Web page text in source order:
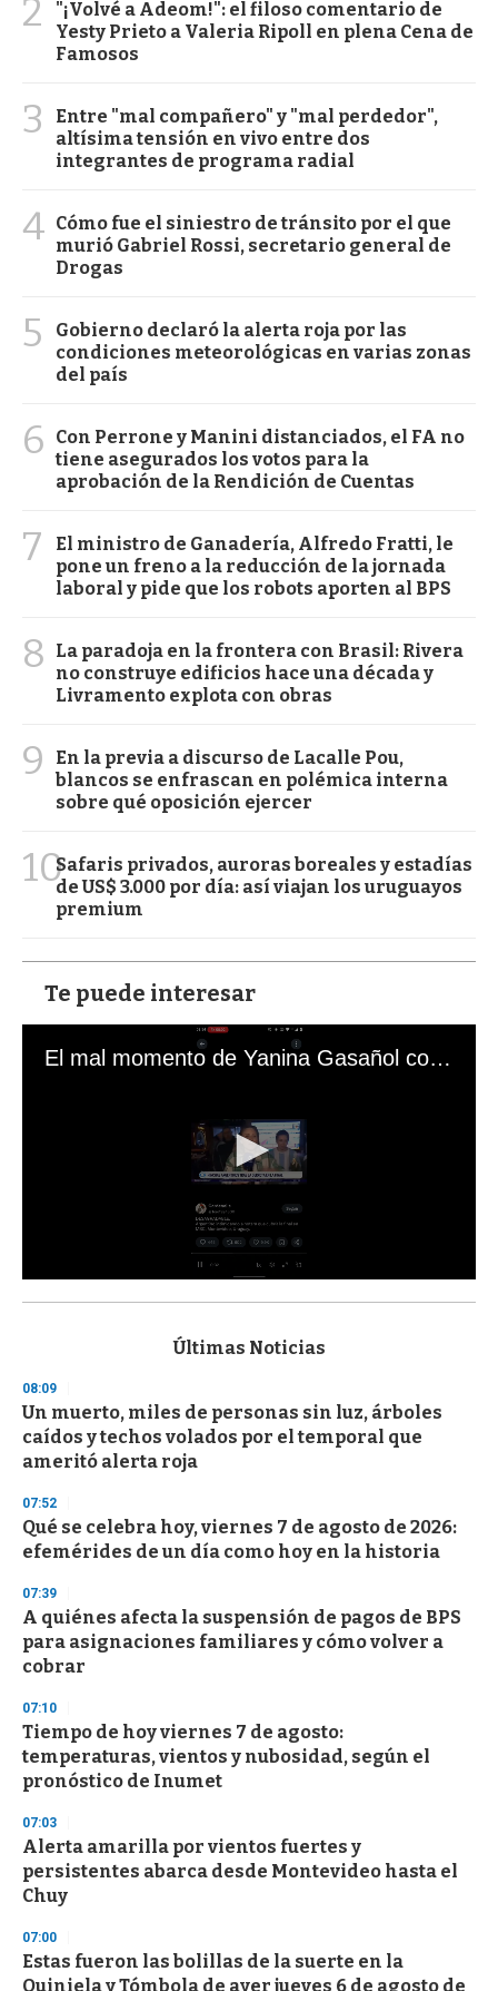
2
"¡Volvé a Adeom!": el filoso comentario de
Yesty Prieto a Valeria Ripoll en plena Cena de
Famosos
3
Entre "mal compañero" y "mal perdedor",
altísima tensión en vivo entre dos
integrantes de programa radial
4 Cómo fue el siniestro de tránsito por el que
murió Gabriel Rossi, secretario general de
Drogas
5
Gobierno declaró la alerta roja por las
condiciones meteorológicas en varias zonas
del país
6
Con Perrone y Manini distanciados, el FA no
tiene asegurados los votos para la
aprobación de la Rendición de Cuentas
7
El ministro de Ganadería, Alfredo Fratti, le
pone un freno a la reducción de la jornada
laboral y pide que los robots aporten al BPS
8
La paradoja en la frontera con Brasil: Rivera
no construye edificios hace una década y
Livramento explota con obras
9
En la previa a discurso de Lacalle Pou,
blancos se enfrascan en polémica interna
sobre qué oposición ejercer
10Safaris privados, auroras boreales y estadías
de US$ 3.000 por día: así viajan los uruguayos
premium
Te puede interesar
El mal momento de Yanina Gasañol con un hincha argentino en "Subrayado"
s
d
s
o
f
3
s
e
c
o
d
s
Últimas Noticias
08:09
Un muerto, miles de personas sin luz, árboles
caídos y techos volados por el temporal que
ameritó alerta roja
07:52
Qué se celebra hoy, viernes 7 de agosto de 2026:
efemérides de un día como hoy en la historia
07:39
A quiénes afecta la suspensión de pagos de BPS
para asignaciones familiares y cómo volver a
cobrar
07:10
Tiempo de hoy viernes 7 de agosto:
temperaturas, vientos y nubosidad, según el
pronóstico de Inumet
07:03
Alerta amarilla por vientos fuertes y
persistentes abarca desde Montevideo hasta el
Chuy
07:00
Estas fueron las bolillas de la suerte en la
Quiniela y Tómbola de ayer jueves 6 de agosto de